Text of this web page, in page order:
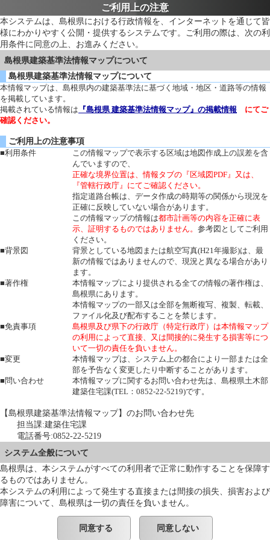
ご利用上の注意
本システムは、島根県における行政情報を、インターネットを通じて皆
様にわかりやすく公開・提供するシステムです。ご利用の際は、次の利
用条件に同意の上、お進みください。
島根県建築基準法情報マップについて
島根県建築基準法情報マップについて
本情報マップは、島根県内の建築基準法に基づく地域・地区・道路等の情報
を掲載しています。
掲載されている情報は 『島根県 建築基準法情報マップ』の掲載情報 にてご
確認ください。
ご利用上の注意事項
■利用条件
この情報マップで表示する区域は地図作成上の誤差を含
んでいますので、
正確な境界位置は、情報タブの『区域図PDF』又は、
『管轄行政庁』にてご確認ください。
指定道路台帳は、データ作成の時期等の関係から現況を
正確に反映していない場合があります。
この情報マップの情報は都市計画等の内容を正確に表
示、証明するものではありません。 参考図としてご利用
ください。
■背景図
背景としている地図または航空写真(H21年撮影)は、最
新の情報ではありませんので、現況と異なる場合があり
ます。
■著作権
本情報マップにより提供される全ての情報の著作権は、
島根県にあります。
本情報マップの一部又は全部を無断複写、複製、転載、
ファイル化及び配布することを禁じます。
■免責事項
島根県及び県下の行政庁（特定行政庁）は本情報マップ
の利用によって直接、又は間接的に発生する損害等につ
いて一切の責任を負いません。
■変更
本情報マップは、システム上の都合により一部または全
部を予告なく変更したり中断することがあります。
■問い合わせ
本情報マップに関するお問い合わせ先は、島根県土木部
建築住宅課(TEL：0852-22-5219)です。
【島根県建築基準法情報マップ】のお問い合わせ先
担当課:建築住宅課
電話番号:0852-22-5219
システム全般について
島根県は、本システムがすべての利用者で正常に動作することを保障す
るものではありません。
本システムの利用によって発生する直接または間接の損失、損害および
障害について、島根県は一切の責任を負いません。
同意する 同意しない